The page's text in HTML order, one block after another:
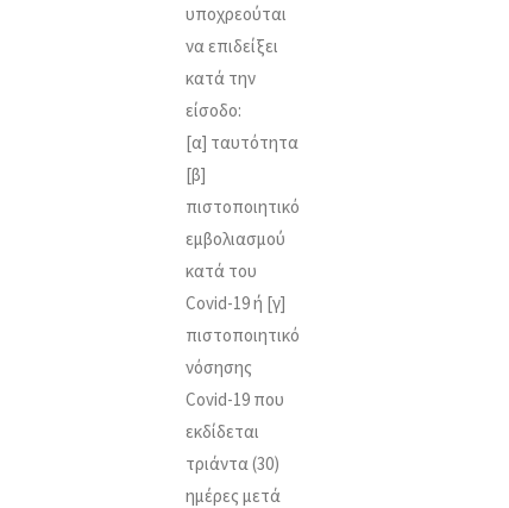
υποχρεούται
να επιδείξει
κατά την
είσοδο:
[α] ταυτότητα
[β]
πιστοποιητικό
εμβολιασμού
κατά του
Covid-19 ή [γ]
πιστοποιητικό
νόσησης
Covid-19 που
εκδίδεται
τριάντα (30)
ημέρες μετά